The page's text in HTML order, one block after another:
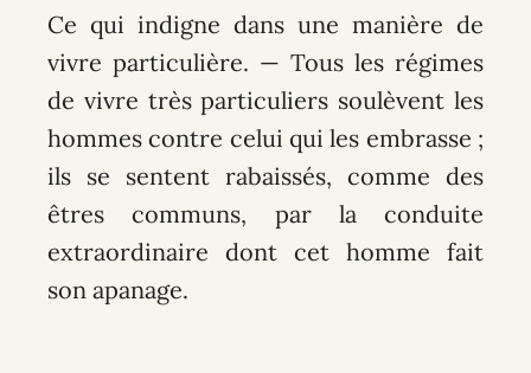
Ce qui indigne dans une manière de
vivre particulière. — Tous les régimes
de vivre très particuliers soulèvent les
hommes contre celui qui les embrasse ;
ils se sentent rabaissés, comme des
êtres communs, par la conduite
extraordinaire dont cet homme fait
son apanage.